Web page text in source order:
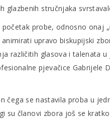
stručnjaka
probe, odnosno onaj
upravo biskupijski
različitih glasova i talenata
pjevačice Gabrijele
se nastavila proba u
članovi zbora još se